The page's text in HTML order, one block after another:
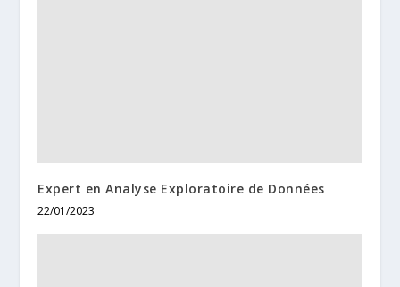
Expert en Analyse Exploratoire de Données
22/01/2023